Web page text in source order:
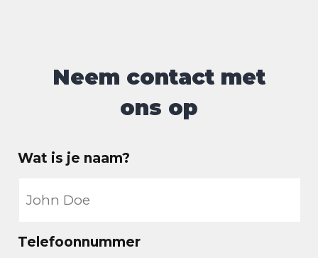
Neem contact met
ons op
Wat is je naam?
Telefoonnummer